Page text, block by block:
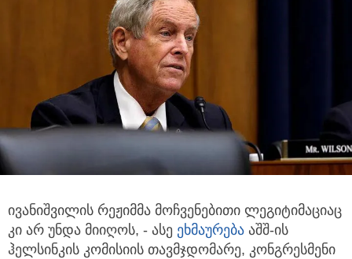
ივანიშვილის რეჟიმმა მოჩვენებითი ლეგიტიმაციაც
კი არ უნდა მიიღოს, - ასე ეხმაურება აშშ-ის
ჰელსინკის კომისიის თავმჯდომარე, კონგრესმენი